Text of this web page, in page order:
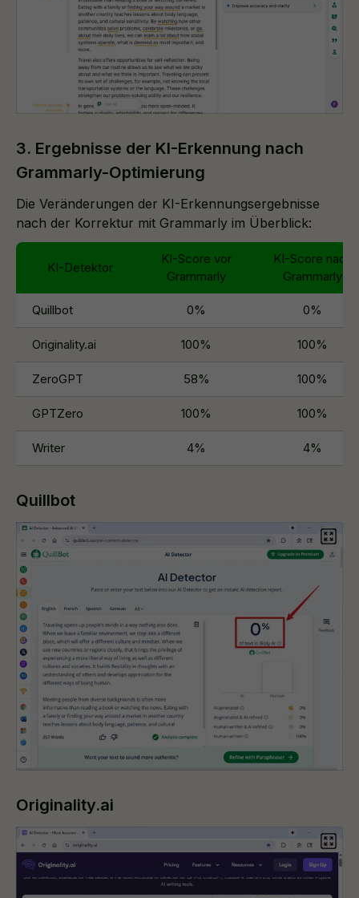
3. Ergebnisse der KI-Erkennung nach
Grammarly-Optimierung
Die Veränderungen der KI-Erkennungsergebnisse
nach der Korrektur mit Grammarly im Überblick:
KI-Detektor
KI-Score vor
Grammarly
KI-Score nach
Grammarly
Quillbot 0% 0%
Originality.ai 100% 100%
ZeroGPT 58% 100%
GPTZero 100% 100%
Writer 4% 4%
Quillbot
Originality.ai